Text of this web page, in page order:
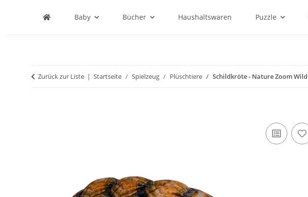
Baby Bücher Haushaltswaren Puzzle
Zurück zur Liste Startseite Spielzeug Plüschtiere Schildkröte - Nature Zoom Wild